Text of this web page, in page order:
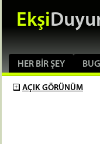
Ekşi
HER BIR ŞEY
AÇIK GÖRÜNÜM